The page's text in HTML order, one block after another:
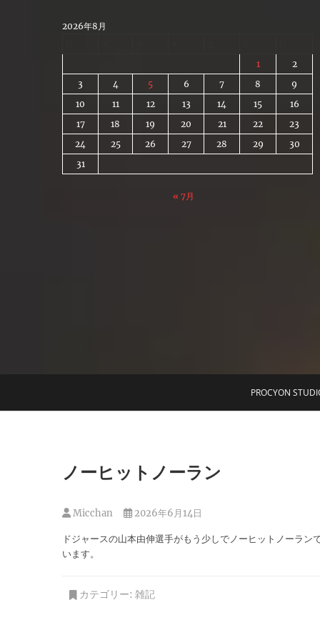
2026年8月
1
2
3
4 5 6 7 8
9
10
11 12 13 14 15
16
17
18 19 20 21 22
23
24
25 26 27 28 29
30
31
« 7月
PROCYON
ノーヒットノーラン
Micchan 2026年6月14日
ドジャースの山本由伸選手がもう少しでノーヒットノーラ
います。
カテゴリー: 雑記